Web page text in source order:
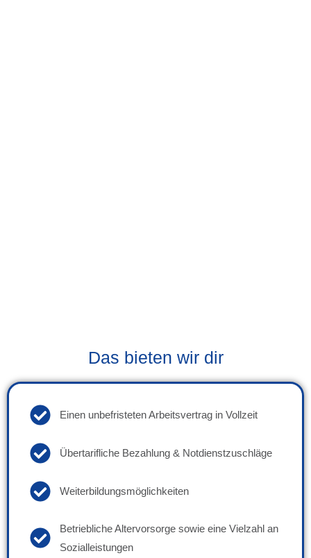
Das bieten wir dir
Einen unbefristeten Arbeitsvertrag in Vollzeit
Übertarifliche Bezahlung & Notdienstzuschläge
Weiterbildungsmöglichkeiten
Betriebliche Altervorsorge sowie eine Vielzahl an
Sozialleistungen